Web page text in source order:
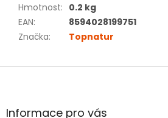
Hmotnost: 0.2 kg
EAN:
8594028199751
Značka: Topnatur
Z
aInformace pro vás